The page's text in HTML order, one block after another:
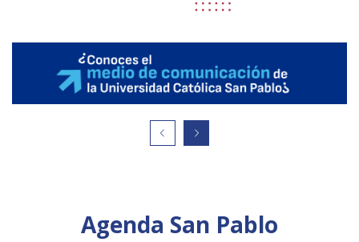
Agenda San Pablo